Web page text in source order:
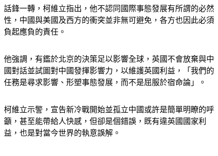
話鋒一轉，柯維立指出，他不認同國際事態發展有所謂的必然
性，中國與美國及西方的衝突並非無可避免，各方也因此必須
負起應負的責任。
他強調，有鑑於北京的決策足以影響全球，英國不會放棄與中
國對話並試圖對中國發揮影響力，以維護英國利益，「我們的
任務是尋求影響、形塑事態發展，而不是屈服於宿命論」。
柯維立示警，宣告新冷戰開始並孤立中國或許是簡單明瞭的呼
籲，甚至能帶給人快感，但卻是個錯誤，既有違英國國家利
益，也是對當今世界的執意誤解。